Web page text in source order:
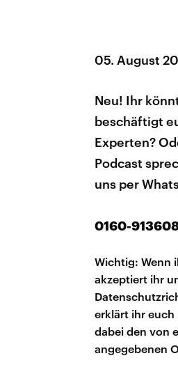
05. August
Neu! Ihr
beschäftigt
Experten?
Podcast
uns per
0160-
Wichtig: Wenn
akzeptiert ihr
erklärt ihr euch
dabei den von
angegebenen